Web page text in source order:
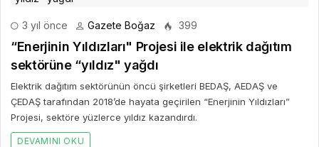
3 yıl önce Gazete Boğaz 399
“Enerjinin Yıldızları" Projesi ile elektrik dağıtım
sektörüne “yıldız" yağdı
Elektrik dağıtım sektörünün öncü şirketleri BEDAŞ, AEDAŞ ve
ÇEDAŞ tarafından 2018’de hayata geçirilen “Enerjinin Yıldızları”
Projesi, sektöre yüzlerce yıldız kazandırdı.
DEVAMINI OKU